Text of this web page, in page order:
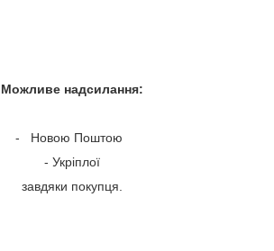
Можливе надсилання:
- Новою Поштою
- Укріплої
завдяки покупця.